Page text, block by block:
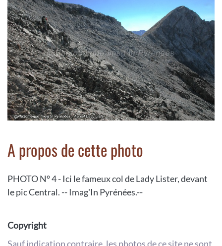
A propos de cette photo
PHOTO N° 4 - Ici le fameux col de Lady Lister, devant
le pic Central. -- Imag'In Pyrénées.--
Copyright
Sauf indication contraire, les photos de ce site ne sont